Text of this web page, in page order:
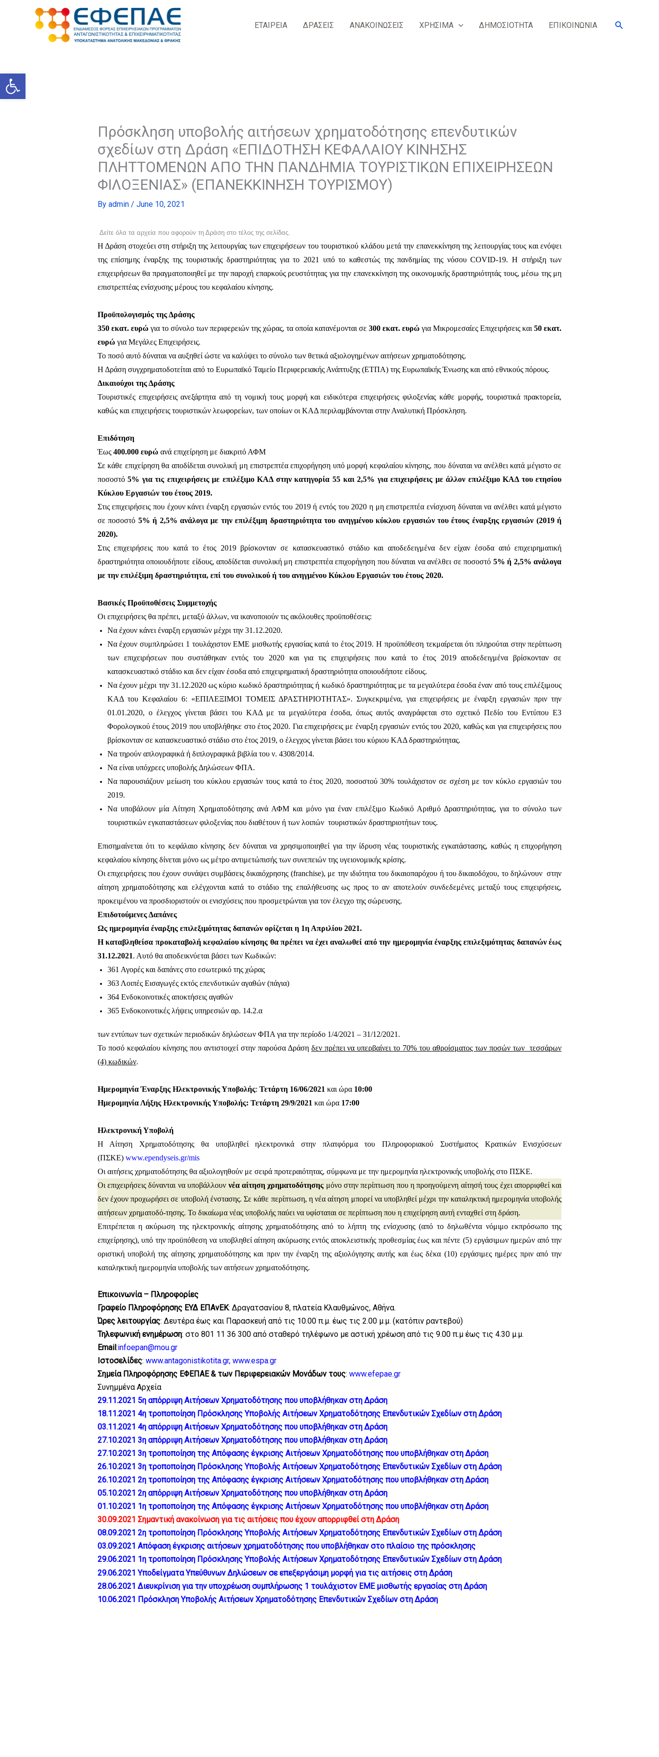
Open toolbar
ΕΤΑΙΡΕΙΑ ΔΡΑΣΕΙΣ ΑΝΑΚΟΙΝΩΣΕΙΣ ΧΡΗΣΙΜΑ ΔΗΜΟΣΙΟΤΗΤΑ ΕΠΙΚΟΙΝΩΝΙΑ Search
Πρόσκληση υποβολής αιτήσεων χρηματοδότησης επενδυτικών
σχεδίων στη Δράση «ΕΠΙΔΟΤΗΣΗ ΚΕΦΑΛΑΙΟΥ ΚΙΝΗΣΗΣ
ΠΛΗΤΤΟΜΕΝΩΝ ΑΠΟ ΤΗΝ ΠΑΝΔΗΜΙΑ ΤΟΥΡΙΣΤΙΚΩΝ ΕΠΙΧΕΙΡΗΣΕΩΝ
ΦΙΛΟΞΕΝΙΑΣ» (ΕΠΑΝΕΚΚΙΝΗΣΗ ΤΟΥΡΙΣΜΟΥ)
By admin / June 10, 2021
Δείτε όλα τα αρχεία που αφορούν τη Δράση στο τέλος της σελίδας.
Η Δράση στοχεύει στη στήριξη της λειτουργίας των επιχειρήσεων του τουριστικού κλάδου μετά την επανεκκίνηση της λειτουργίας τους και ενόψει
της επίσημης έναρξης της τουριστικής δραστηριότητας για το 2021 υπό το καθεστώς της πανδημίας της νόσου COVID-19. Η στήριξη των
επιχειρήσεων θα πραγματοποιηθεί με την παροχή επαρκούς ρευστότητας για την επανεκκίνηση της οικονομικής δραστηριότητάς τους, μέσω της μη
επιστρεπτέας ενίσχυσης μέρους του κεφαλαίου κίνησης.
Προϋπολογισμός της Δράσης
350 εκατ. ευρώ για το σύνολο των περιφερειών της χώρας, τα οποία κατανέμονται σε300 εκατ. ευρώ για Μικρομεσαίες Επιχειρήσεις και50 εκατ.
ευρώ για Μεγάλες Επιχειρήσεις.
Το ποσό αυτό δύναται να αυξηθεί ώστε να καλύψει το σύνολο των θετικά αξιολογημένων αιτήσεων χρηματοδότησης.
Η Δράση συγχρηματοδοτείται από το Ευρωπαϊκό Ταμείο Περιφερειακής Ανάπτυξης (ΕΤΠΑ) της Ευρωπαϊκής Ένωσης και από εθνικούς πόρους.
Δικαιούχοι της Δράσης
Τουριστικές επιχειρήσεις ανεξάρτητα από τη νομική τους μορφή και ειδικότερα επιχειρήσεις φιλοξενίας κάθε μορφής, τουριστικά πρακτορεία,
καθώς και επιχειρήσεις τουριστικών λεωφορείων, των οποίων οι ΚΑΔ περιλαμβάνονται στην Αναλυτική Πρόσκληση.
Επιδότηση
Έως 400.000 ευρώ ανά επιχείρηση με διακριτό ΑΦΜ
Σε κάθε επιχείρηση θα αποδίδεται συνολική μη επιστρεπτέα επιχορήγηση υπό μορφή κεφαλαίου κίνησης, που δύναται να ανέλθει κατά μέγιστο σε
ποσοστό5% για τις επιχειρήσεις με επιλέξιμο ΚΑΔ στην κατηγορία 55 και 2,5% για επιχειρήσεις με άλλον επιλέξιμο ΚΑΔ του ετησίου
Κύκλου Εργασιών του έτους 2019.
Στις επιχειρήσεις που έχουν κάνει έναρξη εργασιών εντός του 2019 ή εντός του 2020 η μη επιστρεπτέα ενίσχυση δύναται να ανέλθει κατά μέγιστο
σε ποσοστό 5% ή 2,5% ανάλογα με την επιλέξιμη δραστηριότητα του ανηγμένου κύκλου εργασιών του έτους έναρξης εργασιών (2019 ή
2020).
Στις επιχειρήσεις που κατά το έτος 2019 βρίσκονταν σε κατασκευαστικό στάδιο και αποδεδειγμένα δεν είχαν έσοδα από επιχειρηματική
δραστηριότητα οποιουδήποτε είδους, αποδίδεται συνολική μη επιστρεπτέα επιχορήγηση που δύναται να ανέλθει σε ποσοστό 5% ή 2,5% ανάλογα
με την επιλέξιμη δραστηριότητα, επί του συνολικού ή του ανηγμένου Κύκλου Εργασιών του έτους 2020.
Βασικές Προϋποθέσεις Συμμετοχής
Οι επιχειρήσεις θα πρέπει, μεταξύ άλλων, να ικανοποιούν τις ακόλουθες προϋποθέσεις:
Να έχουν κάνει έναρξη εργασιών μέχρι την 31.12.2020.
Ναέχουν συμπληρώσει 1 τουλάχιστον ΕΜΕ μισθωτής εργασίας κατά το έτος 2019.Η προϋπόθεση τεκμαίρεται ότι πληρούται στην περίπτωση
των επιχειρήσεων που συστάθηκαν εντός του 2020 και για τις επιχειρήσεις που κατά το έτος 2019 αποδεδειγμένα βρίσκονταν σε
κατασκευαστικό στάδιο και δεν είχαν έσοδα από επιχειρηματική δραστηριότητα οποιουδήποτε είδους.
Να έχουν μέχρι την 31.12.2020 ως κύριο κωδικό δραστηριότητας ή κωδικό δραστηριότητας με τα μεγαλύτερα έσοδα έναν από τους επιλέξιμους
ΚΑΔ του Κεφαλαίου 6: «ΕΠΙΛΕΞΙΜΟΙ ΤΟΜΕΙΣ ΔΡΑΣΤΗΡΙΟΤΗΤΑΣ». Συγκεκριμένα, για επιχειρήσεις με έναρξη εργασιών πριν την
01.01.2020, ο έλεγχος γίνεται βάσει του ΚΑΔ με τα μεγαλύτερα έσοδα, όπως αυτός αναγράφεται στο σχετικό Πεδίο του Εντύπου Ε3
Φορολογικού έτους 2019 που υποβλήθηκε στο έτος 2020. Για επιχειρήσεις με έναρξη εργασιών εντός του 2020, καθώς και για επιχειρήσεις που
βρίσκονταν σε κατασκευαστικό στάδιο στο έτος 2019, ο έλεγχος γίνεται βάσει του κύριου ΚΑΔ δραστηριότητας.
Να τηρούν απλογραφικά ή διπλογραφικά βιβλία του ν. 4308/2014.
Να είναι υπόχρεες υποβολής Δηλώσεων ΦΠΑ.
Να παρουσιάζουν μείωση του κύκλου εργασιών τους κατά το έτος 2020, ποσοστού 30% τουλάχιστον σε σχέση με τον κύκλο εργασιών του
2019.
Να υποβάλουν μία Αίτηση Χρηματοδότησης ανά ΑΦΜ και μόνο για έναν επιλέξιμο Κωδικό Αριθμό Δραστηριότητας, για το σύνολο των
τουριστικών εγκαταστάσεων φιλοξενίας που διαθέτουν ή των λοιπών τουριστικών δραστηριοτήτων τους.
Επισημαίνεται ότι το κεφάλαιο κίνησης δεν δύναται να χρησιμοποιηθεί για την ίδρυση νέας τουριστικής εγκατάστασης, καθώς η επιχορήγηση
κεφαλαίου κίνησης δίνεται μόνο ως μέτρο αντιμετώπισής των συνεπειών της υγειονομικής κρίσης.
Οι επιχειρήσεις που έχουν συνάψει συμβάσεις δικαιόχρησης (franchise), με την ιδιότητα του δικαιοπαρόχου ή του δικαιοδόχου, το δηλώνουν στην
αίτηση χρηματοδότησης και ελέγχονται κατά το στάδιο της επαλήθευσης ως προς το αν αποτελούν συνδεδεμένες μεταξύ τους επιχειρήσεις,
προκειμένου να προσδιοριστούν οι ενισχύσεις που προσμετρώνται για τον έλεγχο της σώρευσης.
Επιδοτούμενες Δαπάνες
Ως ημερομηνία έναρξης επιλεξιμότητας δαπανών ορίζεται η 1η Απριλίου 2021.
Η καταβληθείσα προκαταβολή κεφαλαίου κίνησης θα πρέπει να έχει αναλωθεί από την ημερομηνία έναρξης επιλεξιμότητας δαπανών έως
31.12.2021. Αυτό θα αποδεικνύεται βάσει των Κωδικών:
361 Αγορές και δαπάνες στο εσωτερικό της χώρας
363 Λοιπές Εισαγωγές εκτός επενδυτικών αγαθών (πάγια)
364 Ενδοκοινοτικές αποκτήσεις αγαθών
365 Ενδοκοινοτικές λήψεις υπηρεσιών αρ. 14.2.α
των εντύπων των σχετικών περιοδικών δηλώσεων ΦΠΑ για την περίοδο 1/4/2021 – 31/12/2021.
Το ποσό κεφαλαίου κίνησης που αντιστοιχεί στην παρούσα Δράση δεν πρέπει να υπερβαίνει το 70% του αθροίσματος των ποσών των τεσσάρων
(4) κωδικών.
Ημερομηνία Έναρξης Ηλεκτρονικής Υποβολής: Τετάρτη 16/06/2021 και ώρα10:00
Ημερομηνία Λήξης Ηλεκτρονικής Υποβολής: Τετάρτη 29/9/2021και ώρα17:00
Ηλεκτρονική Υποβολή
Η Αίτηση Χρηματοδότησης θα υποβληθεί ηλεκτρονικά στην πλατφόρμα του Πληροφοριακού Συστήματος Κρατικών Ενισχύσεων
(ΠΣΚΕ) www.ependyseis.gr/mis
Οι αιτήσεις χρηματοδότησης θα αξιολογηθούν με σειρά προτεραιότητας, σύμφωνα με την ημερομηνία ηλεκτρονικής υποβολής στο ΠΣΚΕ.
Οι επιχειρήσεις δύνανται να υποβάλλουν νέα αίτηση χρηματοδότησης μόνο στην περίπτωση που η προηγούμενη αίτησή τους έχει απορριφθεί και
δεν έχουν προχωρήσει σε υποβολή ένστασης. Σε κάθε περίπτωση, η νέα αίτηση μπορεί να υποβληθεί μέχρι την καταληκτική ημερομηνία υποβολής
αιτήσεων χρηματοδό-τησης. Το δικαίωμα νέας υποβολής παύει να υφίσταται σε περίπτωση που η επιχείρηση αυτή ενταχθεί στη δράση.
Επιτρέπεται η ακύρωση της ηλεκτρονικής αίτησης χρηματοδότησης από το λήπτη της ενίσχυσης (από το δηλωθέντα νόμιμο εκπρόσωπο της
επιχείρησης), υπό την προϋπόθεση να υποβληθεί αίτηση ακύρωσης εντός αποκλειστικής προθεσμίας έως και πέντε (5) εργάσιμων ημερών από την
οριστική υποβολή της αίτησης χρηματοδότησης και πριν την έναρξη της αξιολόγησης αυτής και έως δέκα (10) εργάσιμες ημέρες πριν από την
καταληκτική ημερομηνία υποβολής των αιτήσεων χρηματοδότησης.
Επικοινωνία – Πληροφορίες
Γραφείο Πληροφόρησης ΕΥΔ ΕΠΑνΕΚ: Δραγατσανίου 8, πλατεία Κλαυθμώνος, Αθήνα.
Ώρες λειτουργίας: Δευτέρα έως και Παρασκευή από τις 10.00 π.μ. έως τις 2.00 μ.μ. (κατόπιν ραντεβού)
Τηλεφωνική ενημέρωση: στο 801 11 36 300 από σταθερό τηλέφωνο με αστική χρέωση από τις 9.00 π.μ έως τις 4.30 μ.μ.
Εmail :infoepan@mou.gr
Ιστοσελίδες: www.antagonistikotita.gr, www.espa.gr
Σημεία Πληροφόρησης ΕΦΕΠΑΕ & των Περιφερειακών Μονάδων τους: www.efepae.gr
Συνημμένα Αρχεία
29.11.2021 5η απόρριψη Αιτήσεων Χρηματοδότησης που υποβλήθηκαν στη Δράση
18.11.2021 4η τροποποίηση Πρόσκλησης Υποβολής Αιτήσεων Χρηματοδότησης Επενδυτικών Σχεδίων στη Δράση
03.11.2021 4η απόρριψη Αιτήσεων Χρηματοδότησης που υποβλήθηκαν στη Δράση
27.10.2021 3η απόρριψη Αιτήσεων Χρηματοδότησης που υποβλήθηκαν στη Δράση
27.10.2021 3η τροποποίηση της Απόφασης έγκρισης Αιτήσεων Χρηματοδότησης που υποβλήθηκαν στη Δράση
26.10.2021 3η τροποποίηση Πρόσκλησης Υποβολής Αιτήσεων Χρηματοδότησης Επενδυτικών Σχεδίων στη Δράση
26.10.2021 2η τροποποίηση της Απόφασης έγκρισης Αιτήσεων Χρηματοδότησης που υποβλήθηκαν στη Δράση
05.10.2021 2η απόρριψη Αιτήσεων Χρηματοδότησης που υποβλήθηκαν στη Δράση
01.10.2021 1η τροποποίηση της Απόφασης έγκρισης Αιτήσεων Χρηματοδότησης που υποβλήθηκαν στη Δράση
30.09.2021 Σημαντική ανακοίνωση για τις αιτήσεις που έχουν απορριφθεί στη Δράση
08.09.2021 2η τροποποίηση Πρόσκλησης Υποβολής Αιτήσεων Χρηματοδότησης Επενδυτικών Σχεδίων στη Δράση
03.09.2021 Απόφαση έγκρισης αιτήσεων χρηματοδότησης που υποβλήθηκαν στο πλαίσιο της πρόσκλησης
29.06.2021 1η τροποποίηση Πρόσκλησης Υποβολής Αιτήσεων Χρηματοδότησης Επενδυτικών Σχεδίων στη Δράση
29.06.2021 Υποδείγματα Υπεύθυνων Δηλώσεων σε επεξεργάσιμη μορφή για τις αιτήσεις στη Δράση
28.06.2021 Διευκρίνιση για την υποχρέωση συμπλήρωσης 1 τουλάχιστον ΕΜΕ μισθωτής εργασίας στη Δράση
10.06.2021 Πρόσκληση Υποβολής Αιτήσεων Χρηματοδότησης Επενδυτικών Σχεδίων στη Δράση